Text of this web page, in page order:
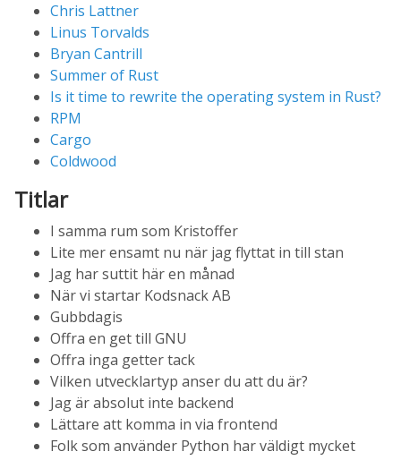
Chris Lattner
Linus Torvalds
Bryan Cantrill
Summer of Rust
Is it time to rewrite the operating system in Rust?
RPM
Cargo
Coldwood
Titlar
I samma rum som Kristoffer
Lite mer ensamt nu när jag flyttat in till stan
Jag har suttit här en månad
När vi startar Kodsnack AB
Gubbdagis
Offra en get till GNU
Offra inga getter tack
Vilken utvecklartyp anser du att du är?
Jag är absolut inte backend
Lättare att komma in via frontend
Folk som använder Python har väldigt mycket